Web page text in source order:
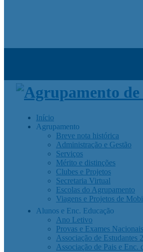
Início
Agrupamento
Breve nota histórica
Administração e Gestão
Serviços
Mérito e distinções
Clubes e Projetos
Secretaria Virtual
Escolas do Agrupamento
Viagens e Projetos de
Alunos e Enc. Educação
Ano Letivo
Provas e Exames Nacionais
Associação de Estudantes 2
Associação de Pais e Enc.